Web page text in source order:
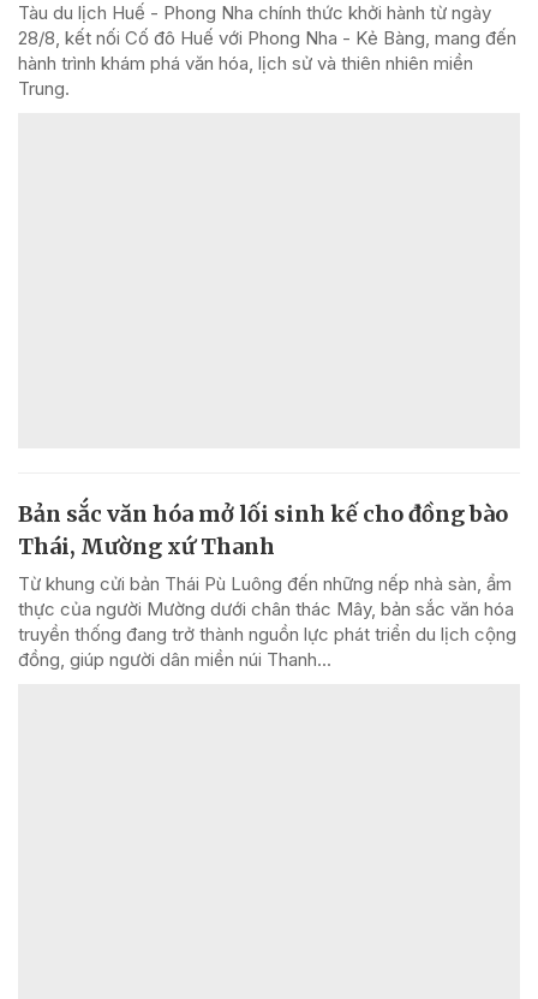
Tàu du lịch Huế - Phong Nha chính thức khởi hành từ ngày
28/8, kết nối Cố đô Huế với Phong Nha - Kẻ Bàng, mang đến
hành trình khám phá văn hóa, lịch sử và thiên nhiên miền
Trung.
Bản sắc văn hóa mở lối sinh kế cho đồng bào
Thái, Mường xứ Thanh
Từ khung cửi bản Thái Pù Luông đến những nếp nhà sàn, ẩm
thực của người Mường dưới chân thác Mây, bản sắc văn hóa
truyền thống đang trở thành nguồn lực phát triển du lịch cộng
đồng, giúp người dân miền núi Thanh...